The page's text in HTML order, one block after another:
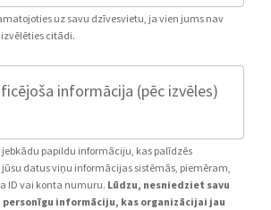
uz savu dzīvesvietu, ja vien jums nav
citādi.
informācija (pēc izvēles)
jebkādu papildu informāciju, kas palīdzēs
datus viņu informācijas sistēmās, piemēram,
ID vai konta numuru. Lūdzu, nesniedziet savu
informāciju, kas organizācijai jau